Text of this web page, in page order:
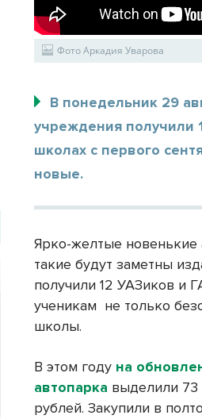
Фото Аркадия Уварова
В понедельник 29
учреждения получили
школах с первого
новые.
Ярко-желтые новенькие
такие будут заметны
получили 12 УАЗиков и
ученикам не только
школы.
В этом году на
автопарка выделили 73
рублей. Закупили в